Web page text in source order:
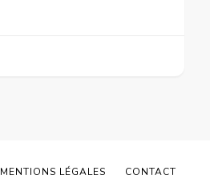
MENTIONS LÉGALES CONTACT